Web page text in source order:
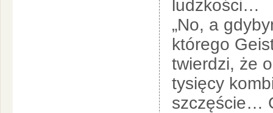
ludzkości…
„No, a
którego
twierdzi, że
tysięcy
szczęście…